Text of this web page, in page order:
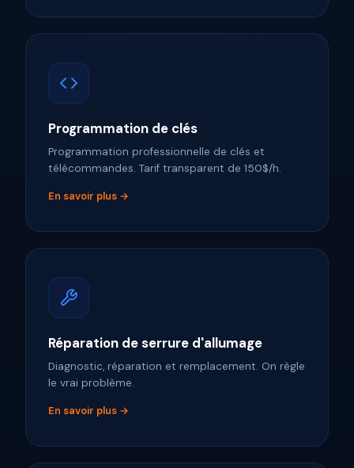
Programmation de clés
Programmation professionnelle de clés et
télécommandes. Tarif transparent de 150$/h.
En savoir plus →
Réparation de serrure d'allumage
Diagnostic, réparation et remplacement. On règle
le vrai problème.
En savoir plus →